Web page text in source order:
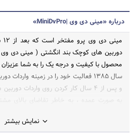
درباره «مینی دی وی |MiniDvPro»
دوربین های کوچک بند انگشتی ( مینی دی
محصول با کیفیت و درجه یک را به شما
سال 1385 فعالیت خود را در زمینه
و پس از 4 سال کار کردن روی واردات
فروشی به سر تا سر ایران اقدام نمودیم .
نمایش بیشتر